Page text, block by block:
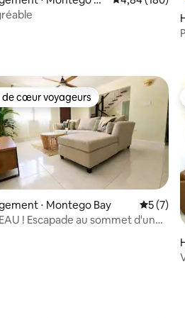
de cœur voyageurs
de cœur voyageurs
⋅ Montego Bay
5 (7)
! Escapade au sommet d'une